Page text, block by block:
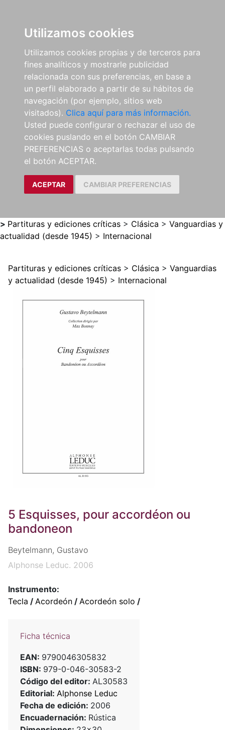
Utilizamos cookies
Utilizamos cookies propias y de terceros para
fines analíticos y mostrarle publicidad
relacionada con sus preferencias, en base a
un perfil elaborado a partir de su hábitos de
navegación (por ejemplo, sitios web
visitados). Clica aquí para más información.
Usted puede configurar o rechazar el uso de
cookies puslando en el botón CAMBIAR
PREFERENCIAS o aceptarlas todas pulsando
el botón ACEPTAR.
ACEPTAR CAMBIAR PREFERENCIAS
> Partituras y ediciones críticas > Clásica > Vanguardias y
actualidad (desde 1945) > Internacional
Partituras y ediciones críticas > Clásica > Vanguardias
y actualidad (desde 1945) > Internacional
5 Esquisses, pour accordéon ou
bandoneon
Beytelmann, Gustavo
Alphonse Leduc. 2006
Instrumento:
Tecla / Acordeón / Acordeón solo /
Ficha técnica
EAN: 9790046305832
ISBN: 979-0-046-30583-2
Código del editor: AL30583
Editorial: Alphonse Leduc
Fecha de edición: 2006
Encuadernación: Rústica